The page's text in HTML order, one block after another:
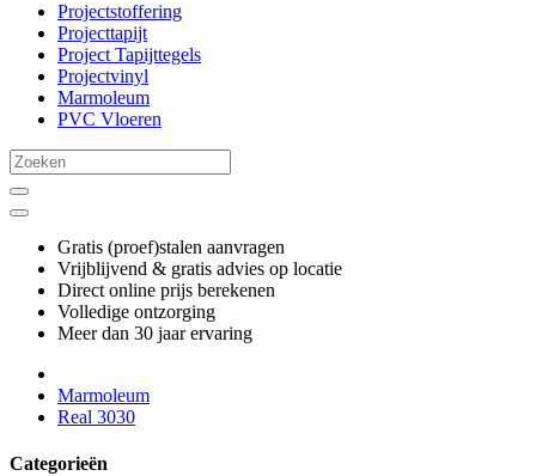
Projectstoffering
Projecttapijt
Project Tapijttegels
Projectvinyl
Marmoleum
PVC Vloeren
Gratis (proef)stalen aanvragen
Vrijblijvend & gratis advies op locatie
Direct online prijs berekenen
Volledige ontzorging
Meer dan 30 jaar ervaring
Marmoleum
Real 3030
Categorieën